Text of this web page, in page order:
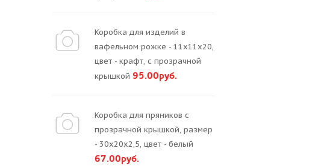
Коробка для изделий в
вафельном рожке - 11х11х20,
цвет - крафт, с прозрачной
крышкой 95.00руб.
Коробка для пряников с
прозрачной крышкой, размер
- 30х20х2,5, цвет - белый
67.00руб.